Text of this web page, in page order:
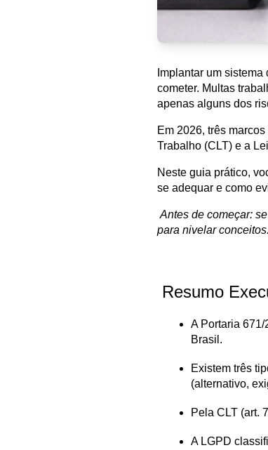
Implantar um
cometer. Multas
apenas alguns dos
Em 2026, três
Trabalho (CLT) e a
Neste guia prático,
se adequar e como
Antes de começar:
para nivelar conceitos.
Resumo
A Portaria
Brasil.
Existem três
(alternativo,
Pela CLT (art.
A LGPD